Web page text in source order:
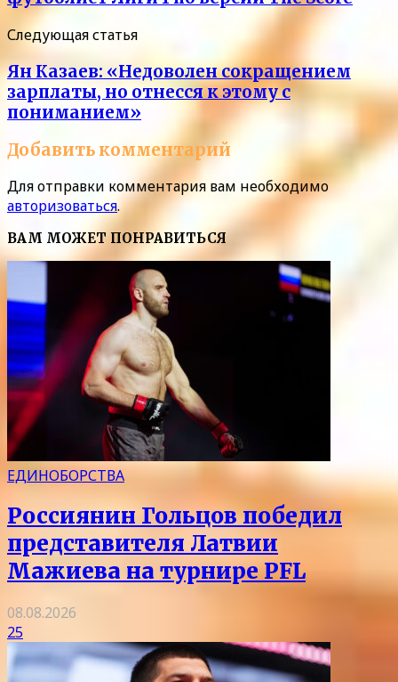
Следующая статья
Ян Казаев: «Недоволен сокращением
зарплаты, но отнесся к этому с
пониманием»
Добавить комментарий
Для отправки комментария вам необходимо
авторизоваться.
ВАМ МОЖЕТ ПОНРАВИТЬСЯ
ЕДИНОБОРСТВА
Россиянин Гольцов победил
представителя Латвии
Мажиева на турнире PFL
08.08.2026
25